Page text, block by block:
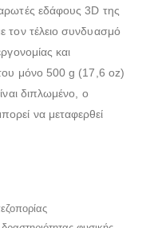
εδάφους 3D της
τον τέλειο συνδυασμό
και
μόνο 500 g (17,6 oz)
διπλωμένο, ο
να μεταφερθεί